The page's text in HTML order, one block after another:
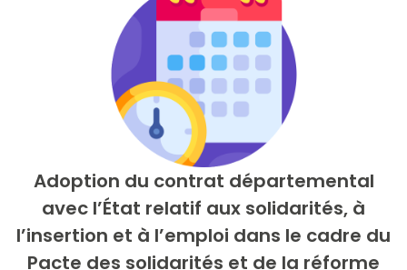
Adoption du contrat départemental
avec l’État relatif aux solidarités, à
l’insertion et à l’emploi dans le cadre du
Pacte des solidarités et de la réforme